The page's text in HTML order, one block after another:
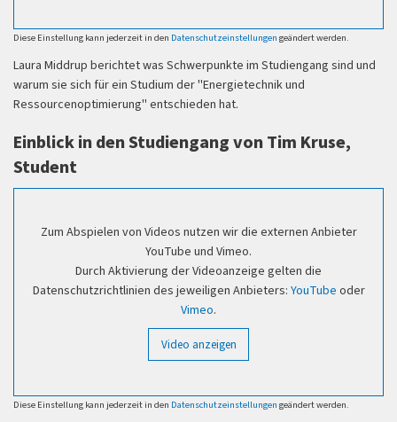
Diese Einstellung kann jederzeit in den Datenschutzeinstellungen geändert werden.
Laura Middrup berichtet was Schwerpunkte im Studiengang sind und
warum sie sich für ein Studium der "Energietechnik und
Ressourcenoptimierung" entschieden hat.
Einblick in den Studiengang von Tim Kruse,
Student
Zum Abspielen von Videos nutzen wir die externen Anbieter
YouTube und Vimeo.
Durch Aktivierung der Videoanzeige gelten die
Datenschutzrichtlinien des jeweiligen Anbieters: YouTube oder
Vimeo.
Video anzeigen
Diese Einstellung kann jederzeit in den Datenschutzeinstellungen geändert werden.